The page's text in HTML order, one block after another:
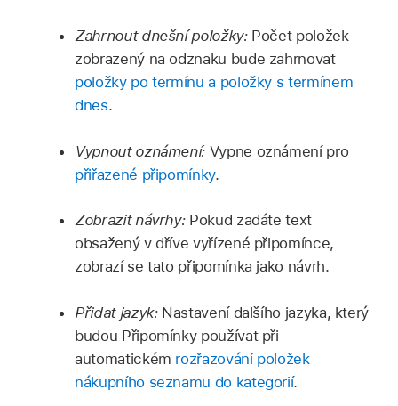
Zahrnout dnešní položky:Počet položek
zobrazený na odznaku bude zahrnovat
položky po termínu a položky s termínem
dnes.
Vypnout oznámení: Vypne oznámení pro
přiřazené připomínky.
Zobrazit návrhy:Pokud zadáte text
obsažený v dříve vyřízené připomínce,
zobrazí se tato připomínka jako návrh.
Přidat jazyk:Nastavení dalšího jazyka, který
budou Připomínky používat při
automatickém rozřazování položek
nákupního seznamu do kategorií.